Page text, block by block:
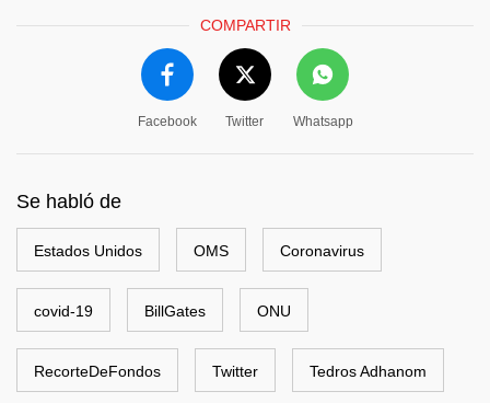
COMPARTIR
Facebook Twitter Whatsapp
Se habló de
Estados Unidos OMS Coronavirus
covid-19 BillGates ONU
RecorteDeFondos Twitter Tedros Adhanom